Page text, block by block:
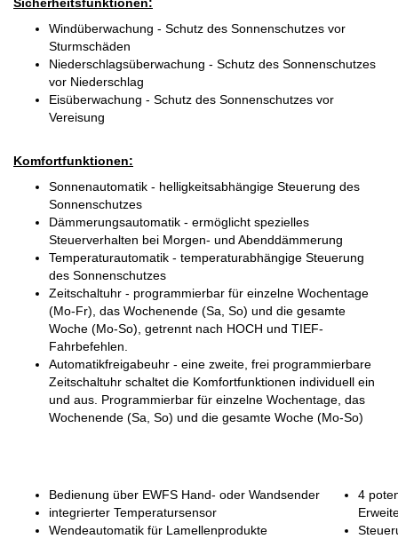
Sicherheitsfunktionen:
Windüberwachung - Schutz des Sonnenschutzes vor
Sturmschäden
Niederschlagsüberwachung - Schutz des Sonnenschutzes
vor Niederschlag
Eisüberwachung - Schutz des Sonnenschutzes vor
Vereisung
Komfortfunktionen:
Sonnenautomatik - helligkeitsabhängige Steuerung des
Sonnenschutzes
Dämmerungsautomatik - ermöglicht spezielles
Steuerverhalten bei Morgen- und Abenddämmerung
Temperaturautomatik - temperaturabhängige Steuerung
des Sonnenschutzes
Zeitschaltuhr - programmierbar für einzelne Wochentage
(Mo-Fr), das Wochenende (Sa, So) und die gesamte
Woche (Mo-So), getrennt nach HOCH und TIEF-
Fahrbefehlen.
Automatikfreigabeuhr - eine zweite, frei programmierbare
Zeitschaltuhr schaltet die Komfortfunktionen individuell ein
und aus. Programmierbar für einzelne Wochentage, das
Wochenende (Sa, So) und die gesamte Woche (Mo-So)
Bedienung über EWFS Hand- oder Wandsender
integrierter Temperatursensor
Wendeautomatik für Lamellenprodukte
4